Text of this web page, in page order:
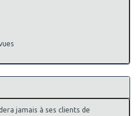
jamais à ses clients de